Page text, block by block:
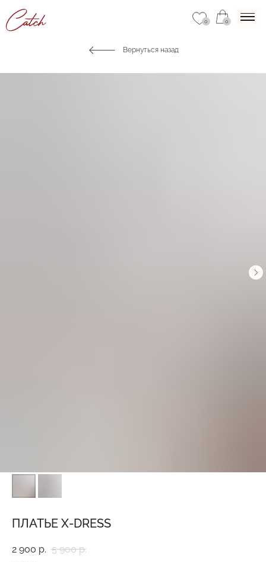
0 0
Вернуться назад
ПЛАТЬЕ X-DRESS
2 900 р. 5 900 р.